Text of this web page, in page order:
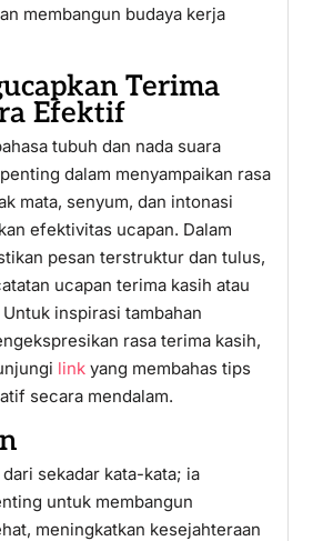
membangun budaya kerja
Terima
Efektif
tubuh dan nada suara
dalam menyampaikan rasa
mata, senyum, dan intonasi
efektivitas ucapan. Dalam
pesan terstruktur dan tulus,
ucapan terima kasih atau
inspirasi tambahan
rasa terima kasih,
linkyang membahas tips
secara mendalam.
sekadar kata-kata; ia
untuk membangun
meningkatkan kesejahteraan